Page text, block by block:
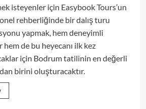
isteyenler için Easybook Tours’un
rehberliğinde bir dalış turu
yapmak, hem deneyimli
hem de bu heyecanı ilk kez
için Bodrum tatilinin en değerli
birini oluşturacaktır.